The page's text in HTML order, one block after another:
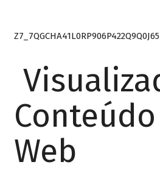
Z7_7QGCHA41L0RP906P422Q9Q0J65
Web